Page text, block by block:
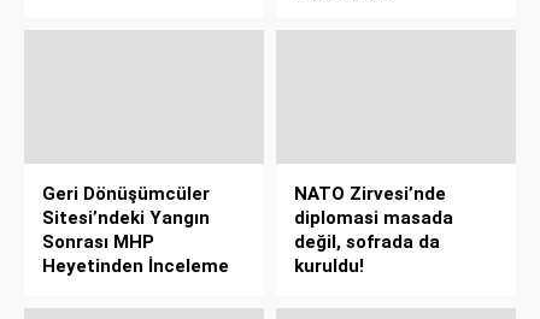
Geri Dönüşümcüler
Sitesi’ndeki Yangın
Sonrası MHP
Heyetinden İnceleme
NATO Zirvesi’nde
diplomasi masada
değil, sofrada da
kuruldu!